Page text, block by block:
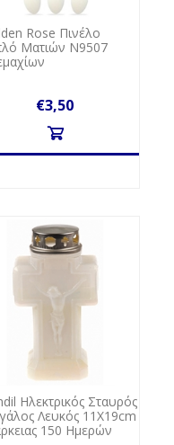
Rose Πινέλο
Ματιών Ν9507
€3,50
Ηλεκτρικός Σταυρός
Λευκός 11Χ19cm
150 Ημερών